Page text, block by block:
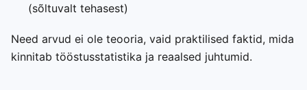
(sõltuvalt tehasest)
Need arvud ei ole teooria, vaid praktilised faktid, mida
kinnitab tööstusstatistika ja reaalsed juhtumid.